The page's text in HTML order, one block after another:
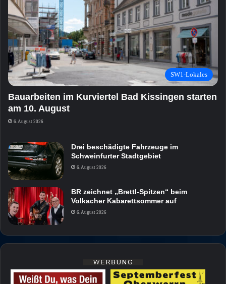
SW1-Lokales
Bauarbeiten im Kurviertel Bad Kissingen starten
am 10. August
6. August 2026
Drei beschädigte Fahrzeuge im
Schweinfurter Stadtgebiet
6. August 2026
BR zeichnet „Brettl-Spitzen“ beim
Volkacher Kabarettsommer auf
6. August 2026